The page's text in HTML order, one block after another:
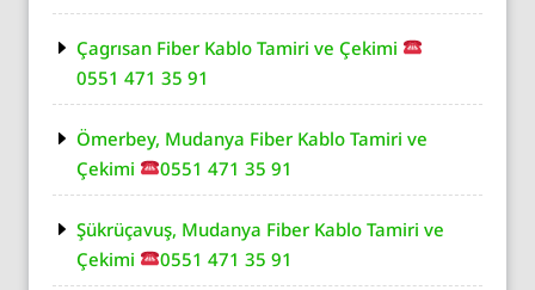
Çagrısan Fiber Kablo Tamiri ve Çekimi
0551 471 35 91
Ömerbey, Mudanya Fiber Kablo Tamiri ve
Çekimi
0551 471 35 91
Şükrüçavuş, Mudanya Fiber Kablo Tamiri ve
Çekimi
0551 471 35 91